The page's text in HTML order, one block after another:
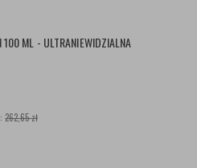
ML - ULTRANIEWIDZIALNA
262,65 zł